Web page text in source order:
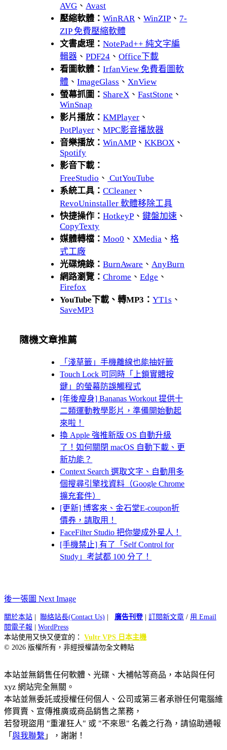
AVG 、 Avast
壓縮軟體：WinRAR 、WinZIP 、 7-
ZIP 免費壓縮軟體
文書處理：NotePad++ 純文字編
輯器 、PDF24 、Office下載
看圖軟體：IrfanView 免費看圖軟
體 、ImageGlass 、 XnView
螢幕抓圖： ShareX 、FastStone 、
WinSnap
影片播放：KMPlayer 、
PotPlayer 、MPC影音播放器
音樂播放：WinAMP 、KKBOX 、
Spotify
影音下載：
FreeStudio 、 CutYouTube
系統工具：CCleaner 、
RevoUninstaller 軟體移除工具
快捷操作：HotkeyP 、鍵盤加速 、
CopyTexty
媒體轉檔：Moo0 、 XMedia 、格
式工廠
光碟燒錄：BurnAware 、 AnyBurn
網路瀏覽：Chrome 、Edge 、
Firefox
YouTube下載、轉MP3：YT1s 、
SaveMP3
隨機文章推薦
「淺草籤」手機離線也能抽好籤
Touch Lock 可同時「上鎖實體按
鍵」的螢幕防誤觸程式
[年後瘦身] Bananas Workout 提供十
二類運動教學影片，準備開始動起
來啦！
換 Apple 強推新版 OS 自動升級
了！如何關閉 macOS 自動下載、更
新功能？
Context Search 選取文字、自動用多
個搜尋引擎找資料（Google Chrome
擴充套件）
[更新] 博客來、金石堂E-coupon折
價券，請取用！
FaceFilter Studio 把你變成外星人！
[手機禁止] 有了「Self Control for
Study」考試都 100 分了！
後一張圖 Next Image
關於本站 聯絡站長(Contact Us) 廣告刊登| 訂閱新文章 / 用 Email
閱電子報
WordPress
本站使用又快又便宜的： Vultr VPS 日本主機
© 2026 版權所有，非經授權請勿全文轉貼
本站並無銷售任何軟體、光碟、大補帖等商品，本站與任何
xyz 網站完全無關。
本站並無委託或授權任何個人、公司或第三者承辦任何電腦維
修買賣、宣傳推廣或商品銷售之業務，
若發現盜用 "重灌狂人" 或 "不來恩" 名義之行為，請協助通報
「 與我聯繫 」，謝謝！